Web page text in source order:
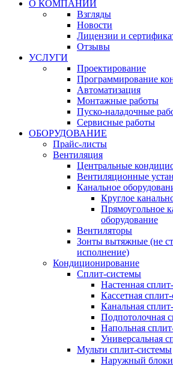
О КОМПАНИИ
Взгляды
Новости
Лицензии и
Отзывы
УСЛУГИ
Проектирование
Программирование
Автоматизация
Монтажные работы
Пуско-наладочные
Сервисные работы
ОБОРУДОВАНИЕ
Прайс-листы
Вентиляция
Центральные
Вентиляционные
Канальное
Круглое
Прямоугольное
оборудование
Вентиляторы
Зонты вытяжные (не
исполнение)
Кондиционирование
Сплит-системы
Настенная
Кассетная
Канальная
Подпотолочная
Напольная
Универсальная
Мульти сплит-системы
Наружный блоки